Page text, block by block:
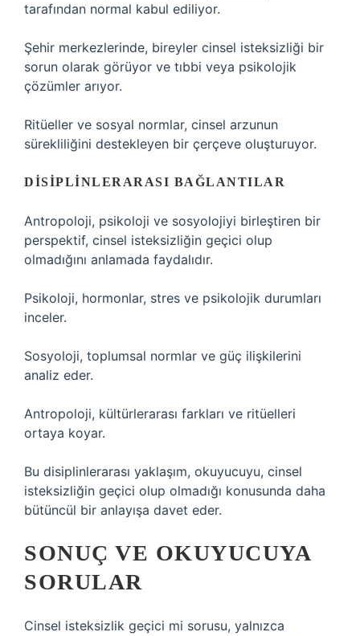
tarafından normal kabul ediliyor.
Şehir merkezlerinde, bireyler cinsel isteksizliği bir
sorun olarak görüyor ve tıbbi veya psikolojik
çözümler arıyor.
Ritüeller ve sosyal normlar, cinsel arzunun
sürekliliğini destekleyen bir çerçeve oluşturuyor.
DISIPLINLERARASI BAĞLANTILAR
Antropoloji, psikoloji ve sosyolojiyi birleştiren bir
perspektif, cinsel isteksizliğin geçici olup
olmadığını anlamada faydalıdır.
Psikoloji, hormonlar, stres ve psikolojik durumları
inceler.
Sosyoloji, toplumsal normlar ve güç ilişkilerini
analiz eder.
Antropoloji, kültürlerarası farkları ve ritüelleri
ortaya koyar.
Bu disiplinlerarası yaklaşım, okuyucuyu, cinsel
isteksizliğin geçici olup olmadığı konusunda daha
bütüncül bir anlayışa davet eder.
SONUÇ VE OKUYUCUYA
SORULAR
Cinsel isteksizlik geçici mi sorusu, yalnızca